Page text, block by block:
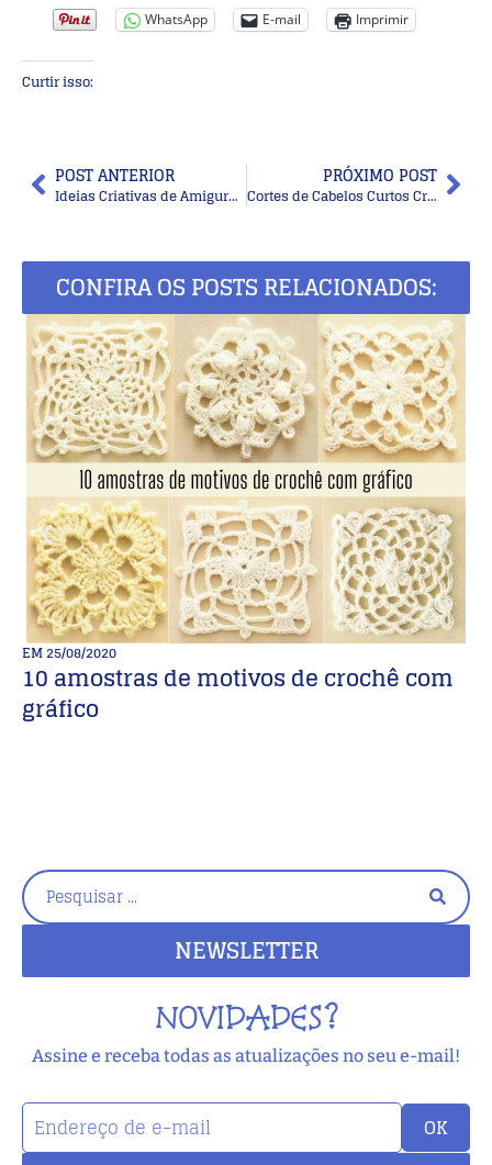
WhatsApp E-mail Imprimir
Curtir isso:
POST ANTERIOR
Ideias Criativas de Amigurumis de Natal: Inspirações e Modelos para Preparar suas Decorações
PRÓXIMO POST
Cortes de Cabelos Curtos Crespos ou Cacheados: Looks Modernos para Valorizar Seus Cachos
CONFIRA OS POSTS RELACIONADOS:
EM25/08/2020
10 amostras de motivos de crochê com
gráfico
NEWSLETTER
NOVIDADES?
Assine e receba todas as atualizações no seu e-mail!
OK